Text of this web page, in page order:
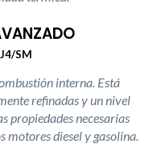
SM
interna. Está
refinadas y un nivel
propiedades necesarias
diesel y gasolina.